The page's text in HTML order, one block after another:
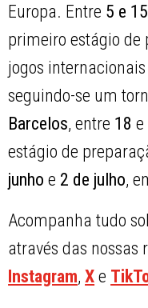
Europa. Entre 5 e
primeiro estágio de
jogos
seguindo-se um
Barcelos, entre 18e
estágio de
junho e 2 de julho,
Acompanha tudo
através das nossas
Instagram,X e